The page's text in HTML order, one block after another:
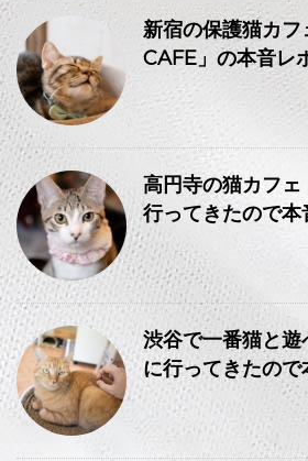
新宿の保護猫カ
CAFE」の本音レ
高円寺の猫カフ
行ってきたので本
渋谷で一番猫と
に行ってきたので